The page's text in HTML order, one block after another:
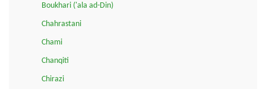
Boukhari ('ala ad-Din)
Chahrastani
Chami
Chanqiti
Chirazi